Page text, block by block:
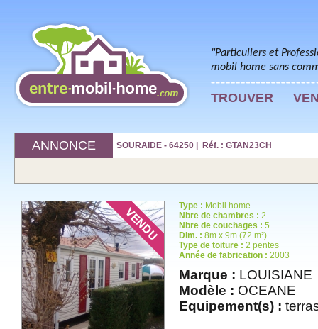
"Particuliers et
mobil home sans
TROUVER
ANNONCE SOURAIDE - 64250 | Réf. : GTAN23CH
Type : Mobil home
Nbre de chambres : 2
Nbre de couchages : 5
Dim. : 8m x 9m (72 m²)
Type de toiture : 2 pentes
Année de fabrication : 2003
Marque : LOUISIANE
Modèle : OCEANE
Equipement(s) :